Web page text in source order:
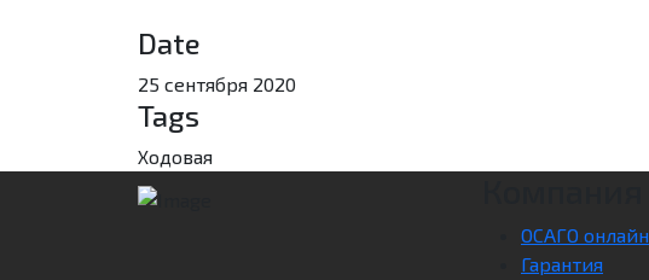
Date
25 сентября 2020
Tags
Ходовая
ОСАГО онлайн
Гарантия